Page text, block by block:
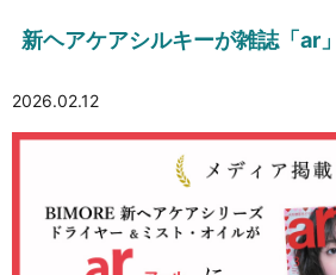
新ヘアケアシルキーが雑誌「ar
2026.02.12